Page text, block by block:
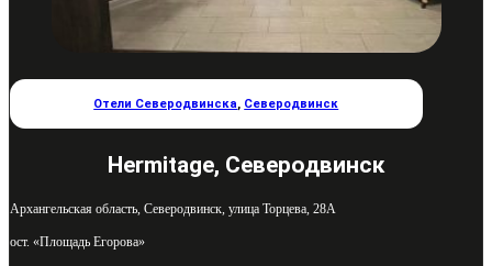
Отели Северодвинска, Северодвинск
Hermitage, Северодвинск
Архангельская область, Северодвинск, улица Торцева, 28А
ост. «Площадь Егорова»